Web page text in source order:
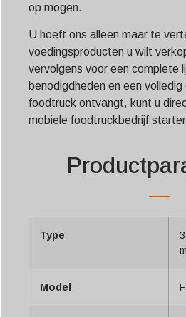
op mogen.
U hoeft ons alleen maar te
voedingsproducten u wilt
vervolgens voor een complete
benodigdheden en een
foodtruck ontvangt, kunt u
mobiele foodtruckbedrijf
Type
Model